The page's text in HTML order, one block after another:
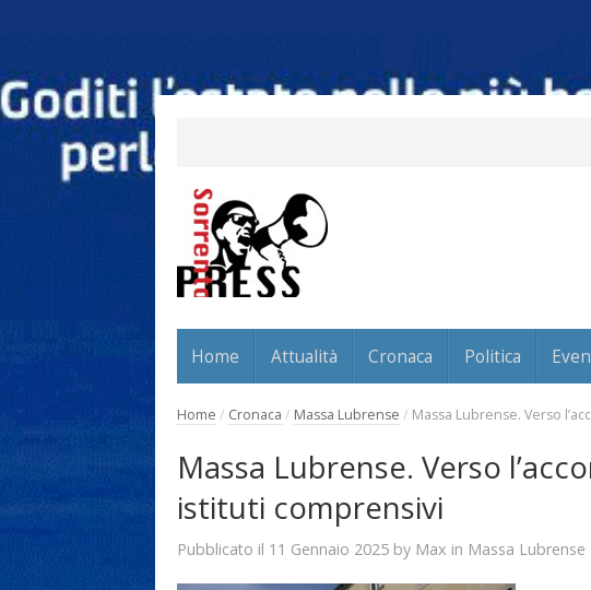
Home Attualità Cronaca Politica
Home / Cronaca / Massa Lubrense / Massa Lubrense. Verso
Massa Lubrense. Verso
istituti comprensivi
Pubblicato il 11 Gennaio 2025 by Max in Massa Lubrense